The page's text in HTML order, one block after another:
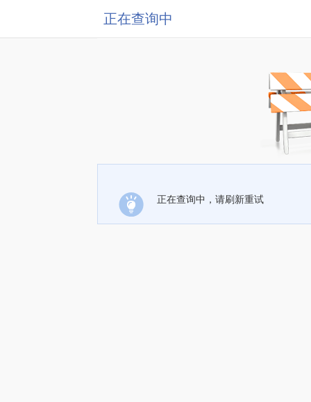
正在查询中
正在查询中，请刷新重试